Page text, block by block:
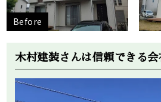
Before
木村建装さんは信頼できる会